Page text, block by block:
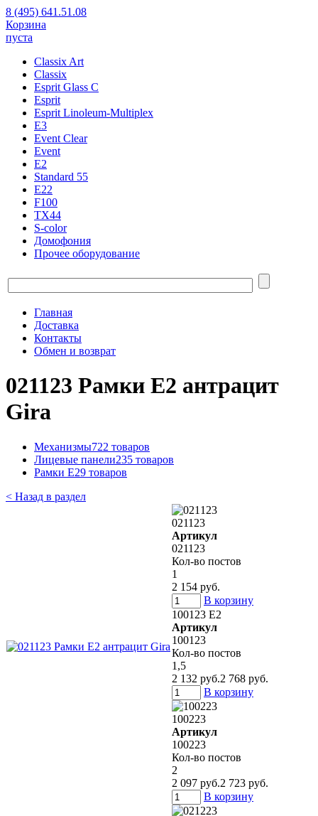
8 (495) 641.51.08
Корзина
пуста
Classix Art
Classix
Esprit Glass C
Esprit
Esprit Linoleum-Multiplex
E3
Event Clear
Event
E2
Standard 55
E22
F100
TX44
S-color
Домофония
Прочее оборудование
Главная
Доставка
Контакты
Обмен и возврат
021123 Рамки E2 антрацит
Gira
Механизмы722 товаров
Лицевые панели235 товаров
Рамки E29 товаров
< Назад в раздел
021123
Артикул
021123
Кол-во постов
1
2 154 руб.
В корзину
100123 E2
Артикул
100123
Кол-во постов
1,5
2 132 руб.2 768 руб.
В корзину
100223
Артикул
100223
Кол-во постов
2
2 097 руб.2 723 руб.
В корзину